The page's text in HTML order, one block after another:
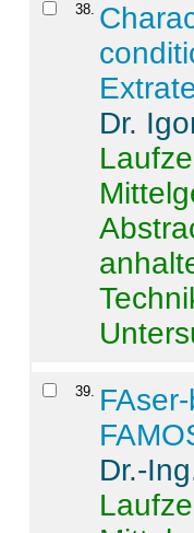
38.
Dr.
39.
Dr.-